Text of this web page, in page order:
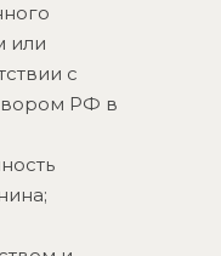
или
с
РФ в